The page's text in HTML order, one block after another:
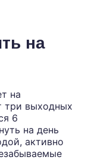
на
на
три выходных
6
на день
активно